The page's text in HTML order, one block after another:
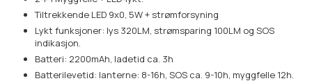
Tiltrekkende LED 9x0, 5W + strømforsyning
Lykt funksjoner: lys 320LM, strømsparing 100LM og SOS
indikasjon.
Batteri: 2200mAh, ladetid ca. 3h
Batterilevetid: lanterne: 8-16h, SOS ca. 9-10h, myggfelle 12h.